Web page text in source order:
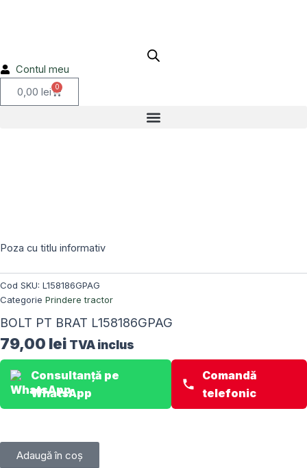
Contul meu
0,00 lei 0
Cart
Poza cu titlu informativ
Cod SKU: L158186GPAG
Categorie Prindere tractor
BOLT PT BRAT L158186GPAG
79,00 lei TVA inclus
Consultanță pe
WhatsApp
Comandă
telefonic
Adaugă în coș